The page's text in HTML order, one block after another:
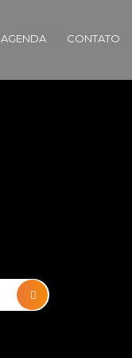
AGENDA CONTATO
SEARCH